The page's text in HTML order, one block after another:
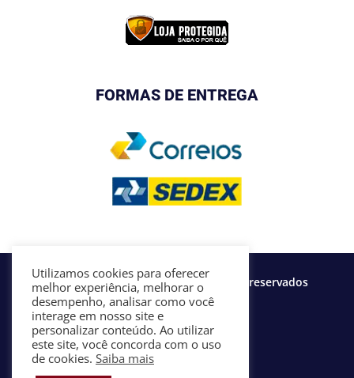
FORMAS DE ENTREGA
©2020 FBSjerseys - Todos os direitos reservados
Siga a FBS
Utilizamos cookies para oferecer
melhor experiência, melhorar o
desempenho, analisar como você
interage em nosso site e
personalizar conteúdo. Ao utilizar
este site, você concorda com o uso
de cookies. Saiba mais